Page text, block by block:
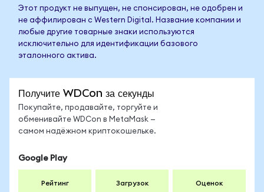
Этот продукт не выпущен, не спонсирован, не одобрен и
не аффилирован с Western Digital. Название компании и
любые другие товарные знаки используются
исключительно для идентификации базового
эталонного актива.
Получите WDCon за секунды
Покупайте, продавайте, торгуйте и
обменивайте WDCon в MetaMask —
самом надёжном криптокошельке.
Google Play
Рейтинг Загрузок Оценок